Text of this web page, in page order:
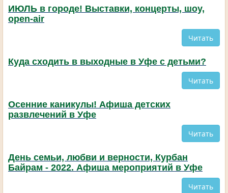
ИЮЛЬ в городе! Выставки, концерты, шоу,
open-air
Читать
Куда сходить в выходные в Уфе с детьми?
Читать
Осенние каникулы! Афиша детских
развлечений в Уфе
Читать
День семьи, любви и верности, Курбан
Байрам - 2022. Афиша мероприятий в Уфе
Читать